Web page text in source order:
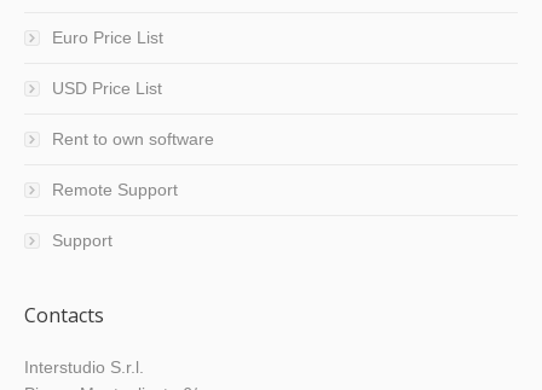
Euro Price List
USD Price List
Rent to own software
Remote Support
Support
Contacts
Interstudio S.r.l.